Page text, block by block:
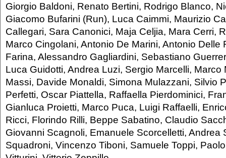
Giorgio Baldoni, Renato Bertini, Rodrigo Blanco,
Giacomo Bufarini (Run), Luca Caimmi, Maurizio
Callegari, Sara Canonici, Maja Celjia, Mara Cerri,
Marco Cingolani, Antonio De Marini, Antonio Delle
Farina, Alessandro Gagliardini, Sebastiano
Luca Guidotti, Andrea Luzi, Sergio Marcelli, Marco
Massi, Davide Monaldi, Simona Mulazzani, Silvio
Perfetti, Oscar Piattella, Raffaella Pierdominici,
Gianluca Proietti, Marco Puca, Luigi Raffaelli,
Ricci, Florindo Rilli, Beppe Sabatino, Claudio
Giovanni Scagnoli, Emanuele Scorcelletti, Andrea
Squadroni, Vincenzo Tiboni, Samuele Toppi,